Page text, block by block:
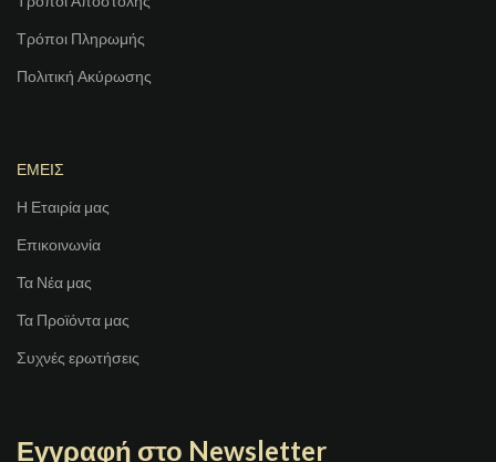
Τρόποι Πληρωμής
Πολιτική Ακύρωσης
ΕΜΕΙΣ
Η Εταιρία μας
Επικοινωνία
Τα Νέα μας
Τα Προϊόντα μας
Συχνές ερωτήσεις
Εγγραφή στο Newsletter